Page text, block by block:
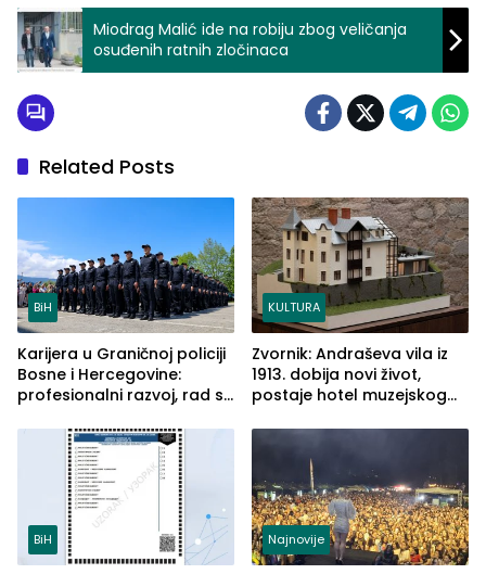
Miodrag Malić ide na robiju zbog veličanja
osuđenih ratnih zločinaca
Related Posts
BiH
Karijera u Graničnoj policiji
Bosne i Hercegovine:
profesionalni razvoj, rad sa
služba građanima
KULTURA
Zvornik: Andraševa vila iz
1913. dobija novi život,
postaje hotel muzejskog
BiH Najnovije